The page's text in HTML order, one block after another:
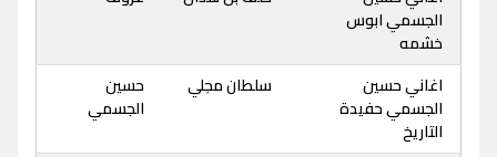
الجسمي ابوس
خشمه
اغاني حسين
الجسمي حفيدة
التاريخ
سلطان مجلي
حسين
الجسمي